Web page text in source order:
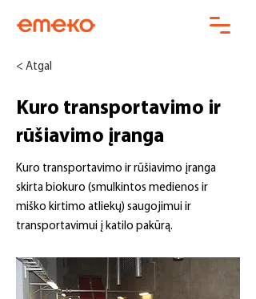
< Atgal
Kuro transportavimo ir
rūšiavimo įranga
Kuro transportavimo ir rūšiavimo įranga
skirta biokuro (smulkintos medienos ir
miško kirtimo atliekų) saugojimui ir
transportavimui į katilo pakūrą.